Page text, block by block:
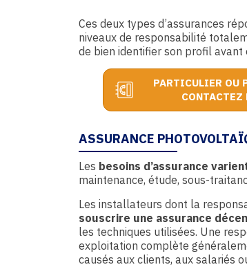
Ces deux types d’assurances
niveaux de responsabilité
de bien identifier son profil avant
PARTICULIER OU
CONTACTEZ
ASSURANCE
Les besoins d’assurance
maintenance, étude, sous-
Les installateurs dont la
souscrire une assurance
les techniques utilisées. Une
exploitation complète
causés aux clients, aux salariés